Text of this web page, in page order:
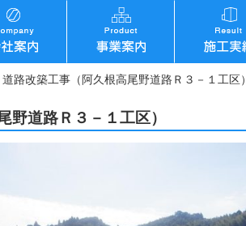
道路改築工事（阿久根高尾野道路Ｒ３－１工区）
野道路Ｒ３－１工区）